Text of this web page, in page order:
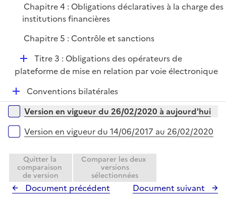
Chapitre 4 : Obligations déclaratives à la charge des
institutions financières
Chapitre 5 : Contrôle et sanctions
D
é
l
i
e
r
Titre 3 : Obligations des opérateurs de
plateforme de mise en relation par voie électronique
D
é
p
e
r
Conventions bilatérales
Versions sur la période
Version en vigueur du 26/02/2020 à aujourd'hui
Version en vigueur du 14/06/2017 au 26/02/2020
Quitter la
comparaison
de version
Comparer les deux
versions
sélectionnées
Document précédent Document suivant